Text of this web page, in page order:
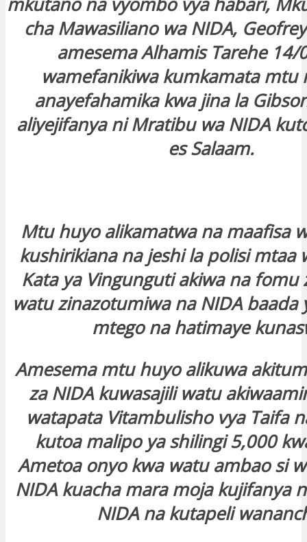
cha Mawasiliano wa NIDA,
amesema Alhamis Tarehe 14/
wamefanikiwa kumkamata mtu
anayefahamika kwa jina la
aliyejifanya ni Mratibu wa NIDA
es Salaam.
Mtu huyo alikamatwa na maafisa
kushirikiana na jeshi la polisi mtaa
Kata ya Vingunguti akiwa na fomu
watu zinazotumiwa na NIDA baada
mtego na hatimaye
Amesema mtu huyo alikuwa
za NIDA kuwasajili watu
watapata Vitambulisho vya Taifa
kutoa malipo ya shilingi 5,000
Ametoa onyo kwa watu ambao si
NIDA kuacha mara moja kujifanya
NIDA na kutapeli